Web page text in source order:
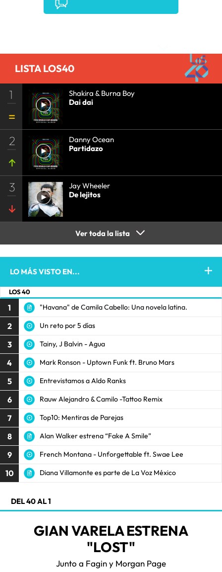
LISTA LOS40
1
Shakira & Burna Boy
Dai dai
2
Danny Ocean
Partidazo
3
Jay Wheeler
De lejitos
Ver toda la lista
LO MÁS VISTO EN...
LOS 40
1 "Havana" de Camila Cabello: Una novela latina.
2 Un reto por 5 días
3 Tainy, J Balvin - Agua
4 Mark Ronson - Uptown Funk ft. Bruno Mars
5 Entrevistamos a Aldo Ranks
6 Rauw Alejandro & Camilo -Tattoo Remix
7 Top10: Mentiras de Parejas
8 Alan Walker estrena “Fake A Smile”
9 French Montana - Unforgettable ft. Swae Lee
10 Diana Villamonte es parte de La Voz México
DEL 40 AL 1
GIAN VARELA ESTRENA
"LOST"
Junto a Fagin y Morgan Page